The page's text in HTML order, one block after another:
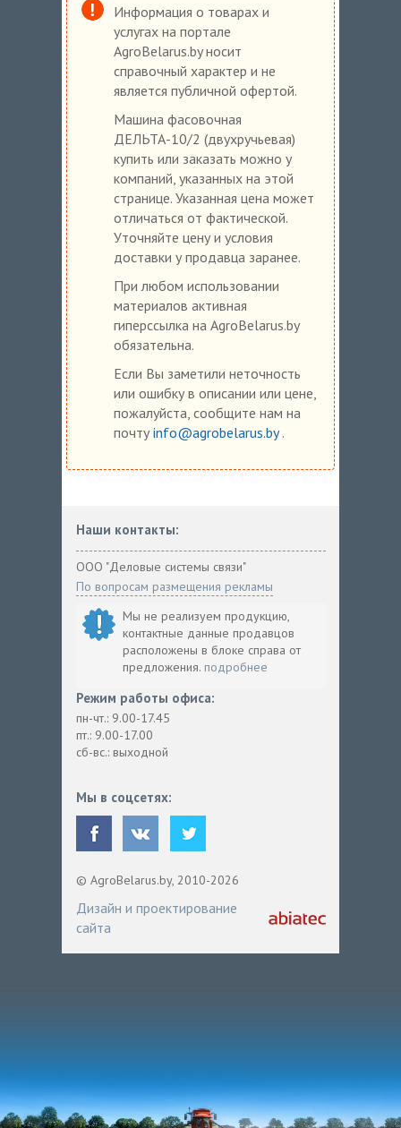
Информация о товарах и
услугах на портале
AgroBelarus.by носит
справочный характер и не
является публичной офертой.
Машина фасовочная
ДЕЛЬТА-10/2 (двухручьевая)
купить или заказать можно у
компаний, указанных на этой
странице. Указанная цена может
отличаться от фактической.
Уточняйте цену и условия
доставки у продавца заранее.
При любом использовании
материалов активная
гиперссылка на AgroBelarus.by
обязательна.
Если Вы заметили неточность
или ошибку в описании или цене,
пожалуйста, сообщите нам на
почту info@agrobelarus.by.
Наши контакты:
ООО "Деловые системы связи"
По вопросам размещения рекламы
Мы не реализуем продукцию,
контактные данные продавцов
расположены в блоке справа от
предложения. подробнее
Режим работы офиса:
пн-чт.: 9.00-17.45
пт.: 9.00-17.00
сб-вс.: выходной
Мы в соцсетях:
© AgroBelarus.by, 2010-2026
Дизайн и проектирование
сайта